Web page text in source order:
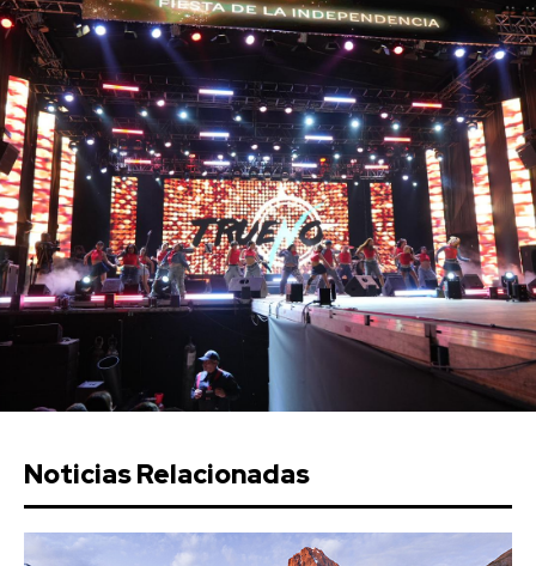
Noticias Relacionadas